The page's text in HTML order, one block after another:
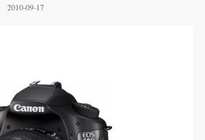
2010-09-17